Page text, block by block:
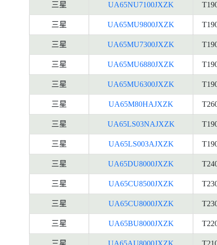
三星 UA65NU7100JXZK
三星 UA65MU9800JXZK
三星 UA65MU7300JXZK
三星 UA65MU6880JXZK
三星 UA65MU6300JXZK
三星 UA65M80HAJXZK
三星 UA65LS03NAJXZK
三星 UA65LS003AJXZK
三星 UA65DU8000JXZK
三星 UA65CU8500JXZK
三星 UA65CU8000JXZK
三星 UA65BU8000JXZK
三星 UA65AU8000JXZK